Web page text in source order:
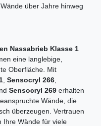
Wände über Jahre hinweg
Nassabrieb Klasse 1
eine langlebige,
Oberfläche. Mit
Sensocryl 266
Sensocryl 269 erhalten
Wände, die
überzeugen. Vertrauen
Ihre Wände für viele